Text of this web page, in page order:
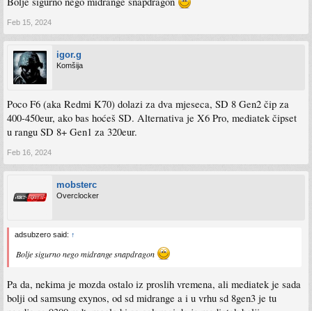
Feb 15, 2024
igor.g
Komšija
Poco F6 (aka Redmi K70) dolazi za dva mjeseca, SD 8 Gen2 čip za
400-450eur, ako bas hoćeš SD. Alternativa je X6 Pro, mediatek čipset
u rangu SD 8+ Gen1 za 320eur.
Feb 16, 2024
mobsterc
Overclocker
adsubzero said: ↑
Bolje sigurno nego midrange snapdragon
Pa da, nekima je mozda ostalo iz proslih vremena, ali mediatek je sada
bolji od samsung exynos, od sd midrange a i u vrhu sd 8gen3 je tu